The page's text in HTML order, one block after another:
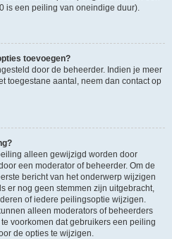
is een peiling van oneindige duur).
toevoegen?
door de beheerder. Indien je meer
toegestane aantal, neem dan contact op
alleen gewijzigd worden door
een moderator of beheerder. Om de
bericht van het onderwerp wijzigen
er nog geen stemmen zijn uitgebracht,
of iedere peilingsoptie wijzigen.
alleen moderators of beheerders
voorkomen dat gebruikers een peiling
de opties te wijzigen.